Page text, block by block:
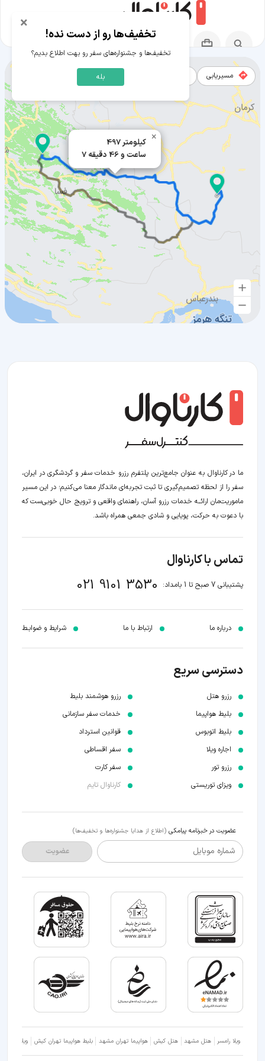
497 کیلومتر
7 ساعت و 46 دقیقه
×
مسیریابی
مسیر خرامه به بافت
ما در کارناوال به عنوان جامع‌ترین پلتفرم رزرو خدمات سفر و گردشگری در ایران،
سفر را از لحظه‌ تصمیم‌گیری تا ثبت تجربه‌ای ماندگار معنا می‌کنیم؛ در این مسیر‍
ماموریت‌مان اراﺋــﻪ خدمات رزرو آسان، راهنمای واقعی و ترویج حال خوبی‌ست که
با دعوت به حرکت، پویایی و شادی جمعی همراه باشد.
تماس با کارناوال
پشتیبانی 7 صبح تا 1 بامداد: 021 9101 3530
درباره ما ارتباط با ما شرایط و ضوابـط
دسترسی سریع
رزرو هتل
بلیط هواپیما
بلیط اتوبوس
اجاره ویلا
رزرو تور
ویزای توریستی
رزرو هوشمند بلیط
خدمات سفر سازمانی
قوانین استرداد
سفر اقساطی
سفر کارت
کارناوال تایم
عضویت در خبرنامه پیامکی (اطلاع از هدایا جشنواره‌ها و تخفیف‌ها)
شماره موبایل عضویت
ویلا رامسر هتل مشهد هتل کیش هواپیما تهران مشهد بلیط هواپیما تهران کیش ویلا شمال
× تخفیف‌ها رو از دست نده!
تخفیف‌ها و جشنواره‌های سفر رو بهت اطلاع بدیم؟
بله